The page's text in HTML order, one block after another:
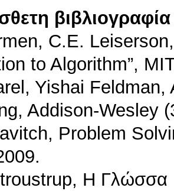
βιβλιογραφία
C.E.
to Algorithm”,
Yishai
Addison-Wesley
Problem
Η Γλώσσα